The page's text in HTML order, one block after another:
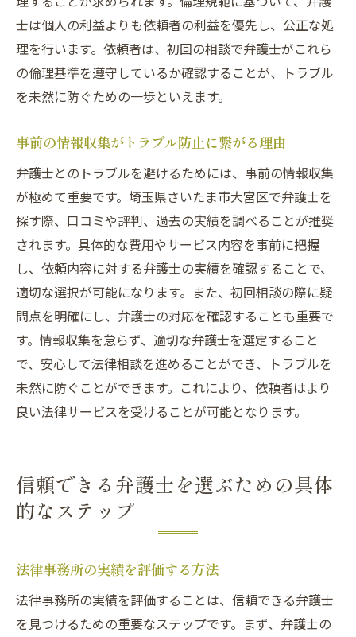
依頼者の満足度向上に向けた信頼関係構築
トラブル発生時の迅速な対応力
長期的な関係構築がもたらす安心感
信頼関係が依頼者にもたらす心理的効果
士は個人の利益よりも依頼者の利益を優先し、公正な処
理を行います。依頼者は、初回の相談で弁護士がこれら
の倫理基準を遵守しているか確認することが、トラブル
を未然に防ぐための一歩といえます。
事前の情報収集がトラブル防止に繋がる理由
弁護士とのトラブルを避けるためには、事前の情報収集
が極めて重要です。埼玉県さいたま市大宮区で弁護士を
探す際、口コミや評判、過去の実績を調べることが推奨
されます。具体的な費用やサービス内容を事前に把握
し、依頼内容に対する弁護士の実績を確認することで、
適切な選択が可能になります。また、初回相談の際に疑
問点を明確にし、弁護士の対応を確認することも重要で
す。情報収集を怠らず、適切な弁護士を選定すること
で、安心して法律相談を進めることができ、トラブルを
未然に防ぐことができます。これにより、依頼者はより
良い法律サービスを受けることが可能となります。
信頼できる弁護士を選ぶための具体
的なステップ
法律事務所の実績を評価する方法
法律事務所の実績を評価することは、信頼できる弁護士
を見つけるための重要なステップです。まず、弁護士の